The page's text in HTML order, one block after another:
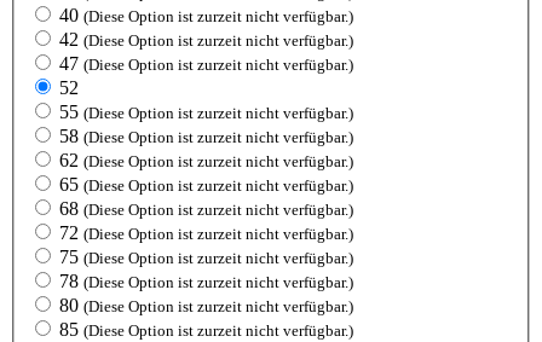
40 (Diese Option ist zurzeit nicht verfügbar.)
42 (Diese Option ist zurzeit nicht verfügbar.)
47 (Diese Option ist zurzeit nicht verfügbar.)
52
55 (Diese Option ist zurzeit nicht verfügbar.)
58 (Diese Option ist zurzeit nicht verfügbar.)
62 (Diese Option ist zurzeit nicht verfügbar.)
65 (Diese Option ist zurzeit nicht verfügbar.)
68 (Diese Option ist zurzeit nicht verfügbar.)
72 (Diese Option ist zurzeit nicht verfügbar.)
75 (Diese Option ist zurzeit nicht verfügbar.)
78 (Diese Option ist zurzeit nicht verfügbar.)
80 (Diese Option ist zurzeit nicht verfügbar.)
85 (Diese Option ist zurzeit nicht verfügbar.)